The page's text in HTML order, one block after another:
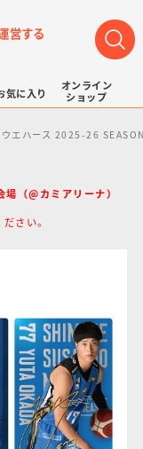
営する
アンパンマン たまご
ポケモンスケールワ
ールド
気に入り
オンライン
ショップ
ウエハース 2025-26
（@カミアリーナ）
さい。